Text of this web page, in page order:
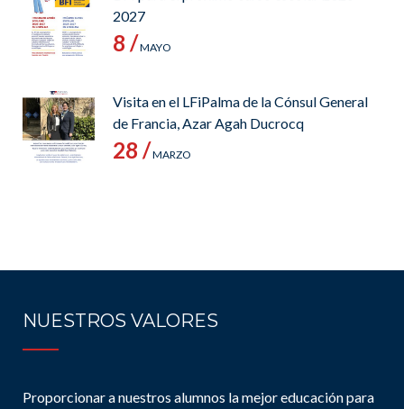
2027
8 /MAYO
Visita en el LFiPalma de la Cónsul General
de Francia, Azar Agah Ducrocq
28 /MARZO
NUESTROS VALORES
Proporcionar a nuestros alumnos la mejor educación para